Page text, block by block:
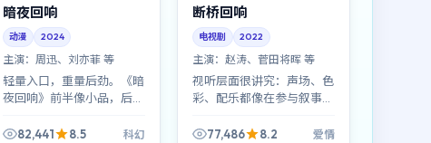
暗夜回响
动漫 2024
主演： 周迅、刘亦菲 等
轻量入口，重量后劲。《暗
夜回响》前半像小品，后半
表面，底下是关于选择与代
82,441 8.5 科幻
断桥回响
电视剧 2022
主演：赵涛、菅田将晖 等
视听层面很讲究：声场、色
彩、配乐都像在参与叙事。
忘」的消遣型爱情片，更像
77,486 8.2 爱情